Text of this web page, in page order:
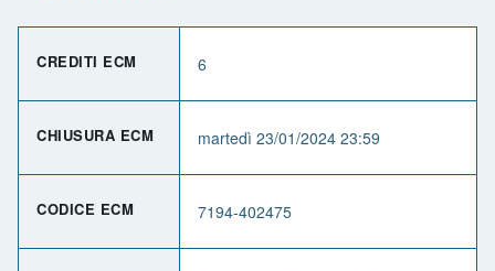
CREDITI ECM 6
CHIUSURA ECM martedì 23/01/2024 23:59
CODICE ECM 7194-402475